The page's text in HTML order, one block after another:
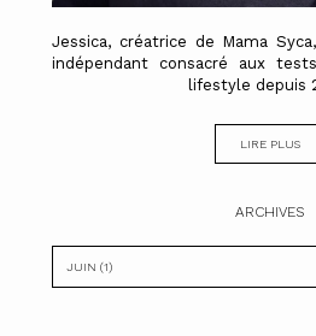
Jessica, créatrice de Mama
indépendant consacré aux
lifestyle depuis
LIRE PLUS
ARCHIVES